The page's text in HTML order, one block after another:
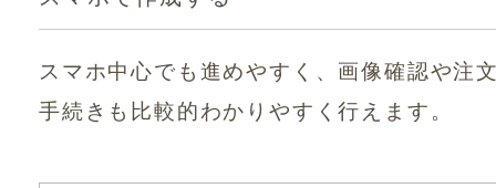
スマホ中心でも進めやすく、画像確認や注
手続きも比較的わかりやすく行えます。